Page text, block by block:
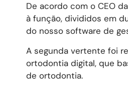
De acordo com o CEO
à função, divididos em
do nosso software de
A segunda vertente foi
ortodontia digital, que
de ortodontia.